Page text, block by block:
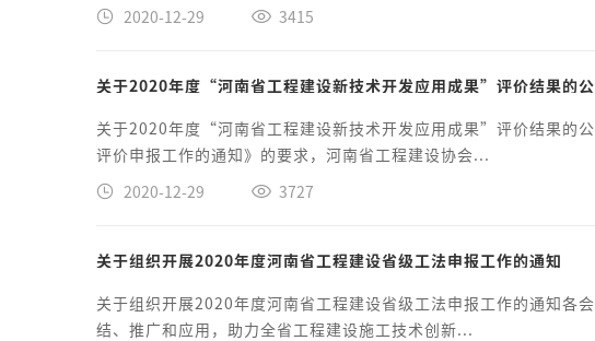
2020-12-29 3415
关于2020年度“河南省工程建设新技术开发应用成果”评价结果的
关于2020年度“河南省工程建设新技术开发应用成果”评价结果的
评价申报工作的通知》的要求，河南省工程建设协会...
2020-12-29
3727
关于组织开展2020年度河南省工程建设省级工法申报工作的通知
关于组织开展2020年度河南省工程建设省级工法申报工作的通知各
结、推广和应用，助力全省工程建设施工技术创新...